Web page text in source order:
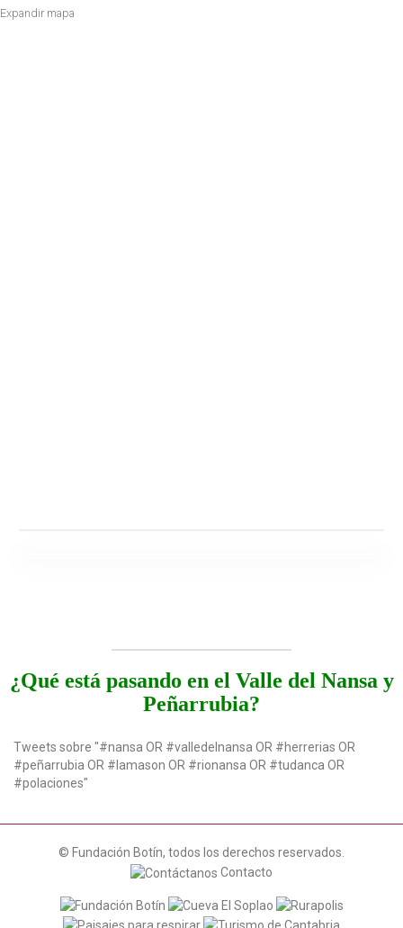
Expandir mapa
¿Qué está pasando en el Valle del Nansa y
Peñarrubia?
Tweets sobre "#nansa OR #valledelnansa OR #herrerias OR
#peñarrubia OR #lamason OR #rionansa OR #tudanca OR
#polaciones"
© Fundación Botín, todos los derechos reservados.
Contacto